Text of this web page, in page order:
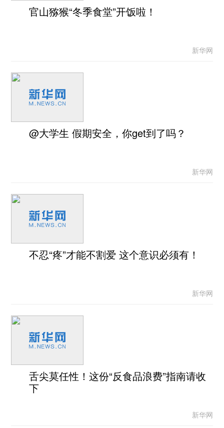
官山猕猴“冬季食堂”开饭啦！
新华网
@大学生 假期安全，你get到了吗？
新华网
不忍“疼”才能不割爱 这个意识必须有！
新华网
舌尖莫任性！这份“反食品浪费”指南请收
下
新华网